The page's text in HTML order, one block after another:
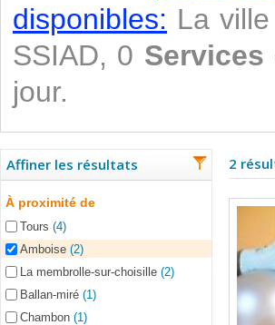
disponibles: La
SSIAD, 0
jour.
Affiner les résultats
À proximité de
Tours (4)
Amboise (2)
La membrolle-sur-choisille (2)
Ballan-miré (1)
Chambon (1)
2